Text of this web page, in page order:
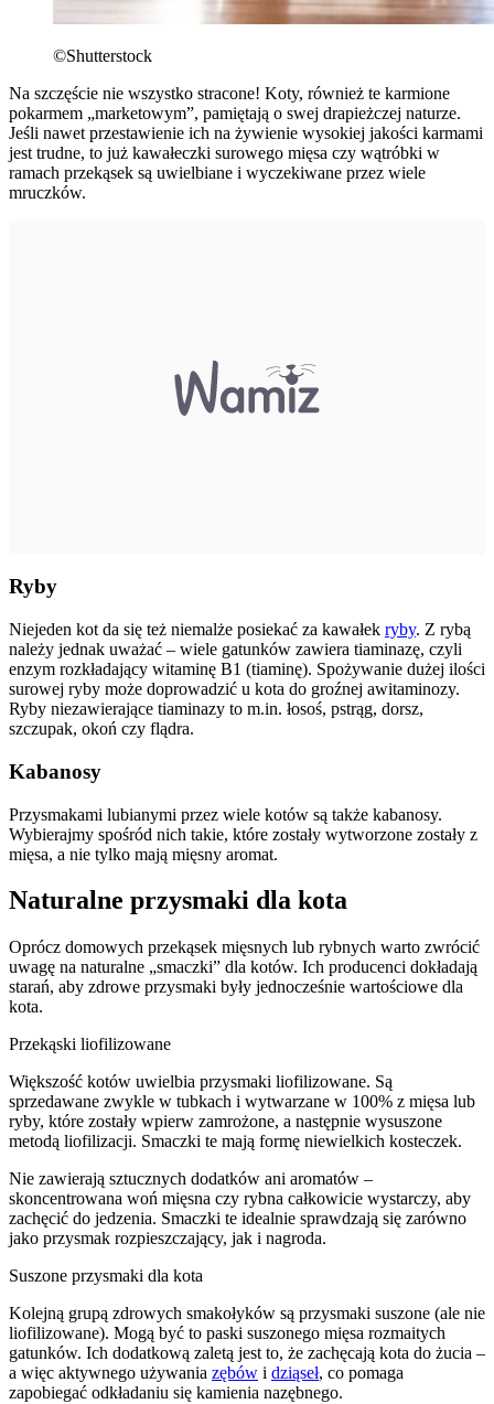
©Shutterstock
Na szczęście nie wszystko stracone! Koty, również te karmione
pokarmem „marketowym”, pamiętają o swej drapieżczej naturze.
Jeśli nawet przestawienie ich na żywienie wysokiej jakości karmami
jest trudne, to już kawałeczki surowego mięsa czy wątróbki w
ramach przekąsek są uwielbiane i wyczekiwane przez wiele
mruczków.
Ryby
Niejeden kot da się też niemalże posiekać za kawałek ryby. Z rybą
należy jednak uważać – wiele gatunków zawiera tiaminazę, czyli
enzym rozkładający witaminę B1 (tiaminę). Spożywanie dużej ilości
surowej ryby może doprowadzić u kota do groźnej awitaminozy.
Ryby niezawierające tiaminazy to m.in. łosoś, pstrąg, dorsz,
szczupak, okoń czy flądra.
Kabanosy
Przysmakami lubianymi przez wiele kotów są także kabanosy.
Wybierajmy spośród nich takie, które zostały wytworzone zostały z
mięsa, a nie tylko mają mięsny aromat.
Naturalne przysmaki dla kota
Oprócz domowych przekąsek mięsnych lub rybnych warto zwrócić
uwagę na naturalne „smaczki” dla kotów. Ich producenci dokładają
starań, aby zdrowe przysmaki były jednocześnie wartościowe dla
kota.
Przekąski liofilizowane
Większość kotów uwielbia przysmaki liofilizowane. Są
sprzedawane zwykle w tubkach i wytwarzane w 100% z mięsa lub
ryby, które zostały wpierw zamrożone, a następnie wysuszone
metodą liofilizacji. Smaczki te mają formę niewielkich kosteczek.
Nie zawierają sztucznych dodatków ani aromatów –
skoncentrowana woń mięsna czy rybna całkowicie wystarczy, aby
zachęcić do jedzenia. Smaczki te idealnie sprawdzają się zarówno
jako przysmak rozpieszczający, jak i nagroda.
Suszone przysmaki dla kota
Kolejną grupą zdrowych smakołyków są przysmaki suszone (ale nie
liofilizowane). Mogą być to paski suszonego mięsa rozmaitych
gatunków. Ich dodatkową zaletą jest to, że zachęcają kota do żucia –
a więc aktywnego używania zębów i dziąseł, co pomaga
zapobiegać odkładaniu się kamienia nazębnego.